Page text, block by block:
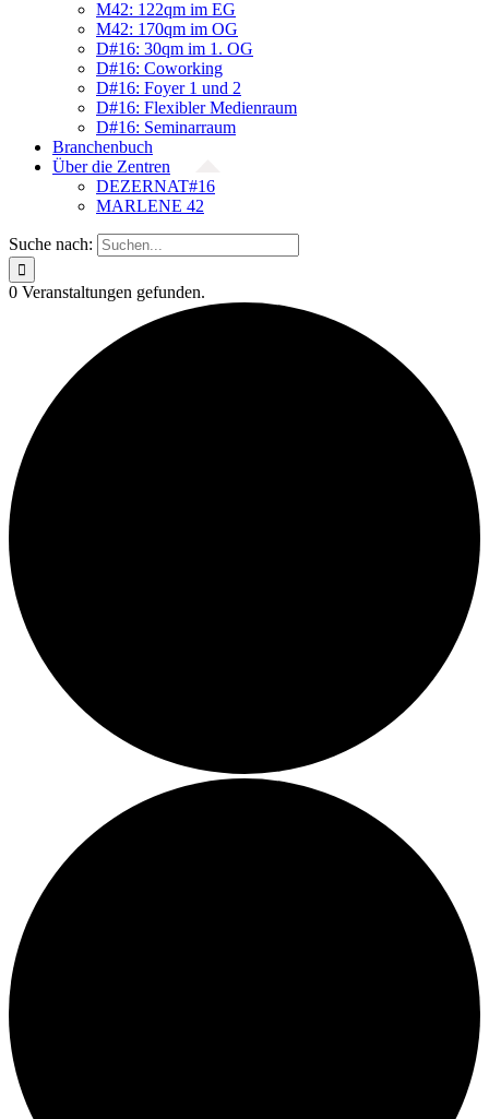
M42: 122qm im EG
M42: 170qm im OG
D#16: 30qm im 1. OG
D#16: Coworking
D#16: Foyer 1 und 2
D#16: Flexibler Medienraum
D#16: Seminarraum
Branchenbuch
Über die Zentren
DEZERNAT#16
MARLENE 42
Suche nach:
0 Veranstaltungen gefunden.